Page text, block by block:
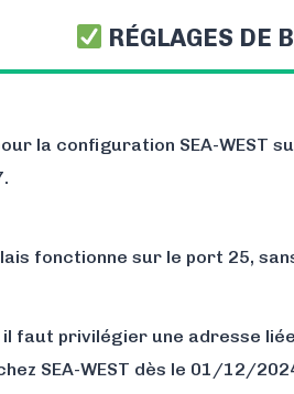
RÉGLAGES DE
la configuration SEA-WEST
fonctionne sur le port 25,
il faut privilégier une adresse
SEA-WEST dès le 01/12/